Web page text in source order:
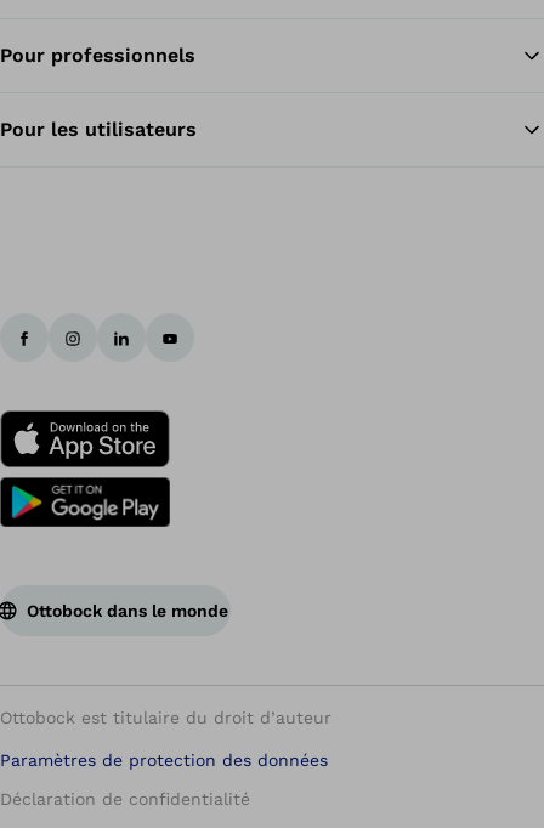
Pour professionnels
Pour les utilisateurs
Ottobock dans le monde
Ottobock est titulaire du droit d’auteur
Paramètres de protection des données
Déclaration de confidentialité